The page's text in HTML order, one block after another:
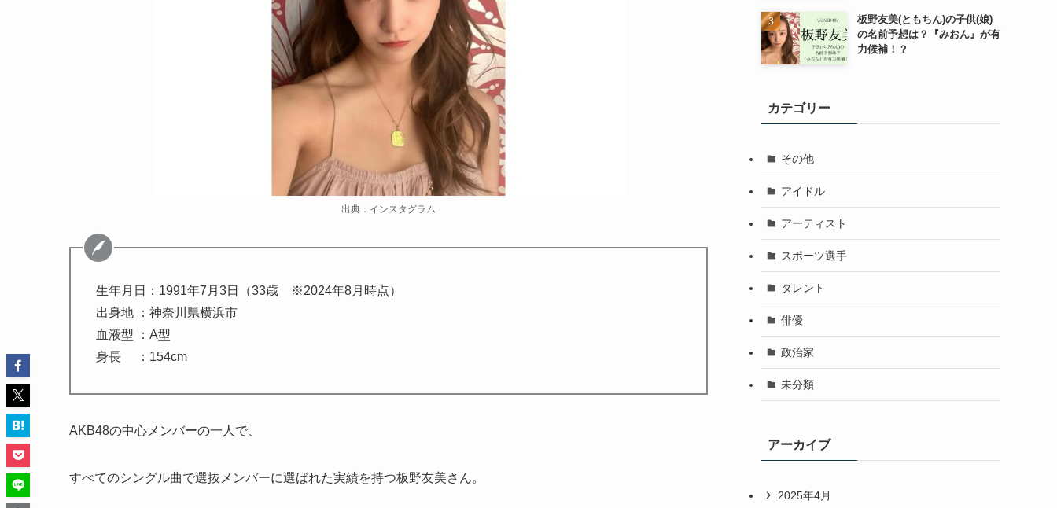
出典：インスタグラム
生年月日：1991年7月3日（33歳 ※2024年8月時点）
出身地 ：神奈川県横浜市
血液型 ：A型
身長 ：154cm
AKB48の中心メンバーの一人で、
すべてのシングル曲で選抜メンバーに選ばれた実績を持つ板野友美さん。
板野友美(ともちん)の子供(娘)
の名前予想は？『みおん』が有
力候補！？
カテゴリー
その他
アイドル
アーティスト
スポーツ選手
タレント
俳優
政治家
未分類
アーカイブ
2025年4月